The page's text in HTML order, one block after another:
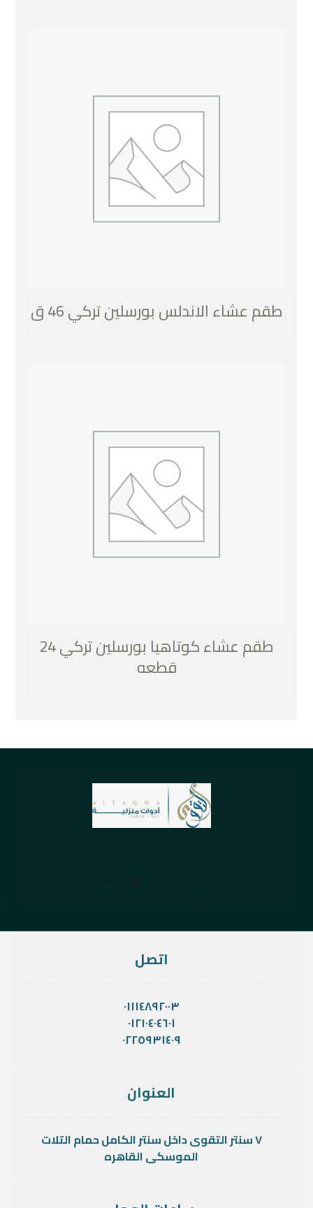
طقم عشاء الاندلس بورسلين تركي 46 ق
طقم عشاء كوتاهيا بورسلين تركي 24
قطعه
اتصل
٠١١١٤٨٩٢٠٠٣
٠١٢١٠٤٠٤٦٠١
٠٢٢٥٩٣١٤٠٩
العنوان
٧ سنتر التقوى داخل سنتر الكامل حمام التلات
الموسكى القاهره